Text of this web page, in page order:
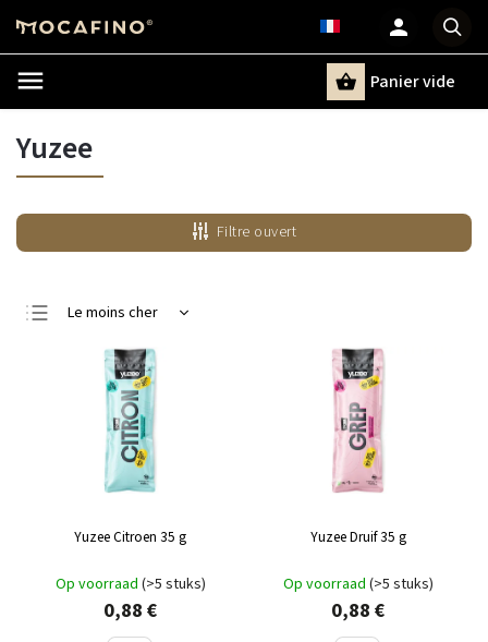
Panier vide
Yuzee
Filtre ouvert
Le moins cher
Le plus cher
Bestsellers
Alphabétiquement
Yuzee Citroen 35 g
Op voorraad (>5 stuks)
0,88 €
Yuzee Druif 35 g
Op voorraad (>5 stuks)
0,88 €